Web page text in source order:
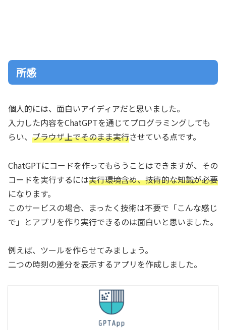
所感
個人的には、面白いアイディアだと思いました。
入力した内容をChatGPTを通じてプログラミングしても
らい、 ブラウザ上でそのまま実行させている点です。
ChatGPTにコードを作ってもらうことはできますが、その
コードを実行するには実行環境含め、技術的な知識が必要
になります。
このサービスの場合、まったく技術は不要で「こんな感じ
で」とアプリを作り実行できるのは面白いと思いました。
例えば、ツールを作らせてみましょう。
二つの時刻の差分を表示するアプリを作成しました。